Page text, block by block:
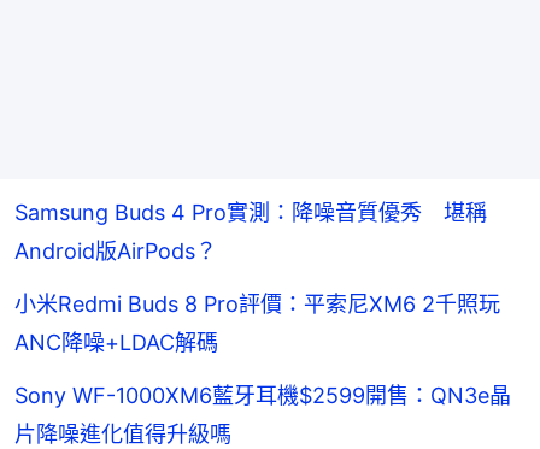
Samsung Buds 4 Pro實測：降噪音質優秀 堪稱
Android版AirPods？
小米Redmi Buds 8 Pro評價：平索尼XM6 2千照玩
ANC降噪+LDAC解碼
Sony WF-1000XM6藍牙耳機$2599開售：QN3e晶
片降噪進化值得升級嗎